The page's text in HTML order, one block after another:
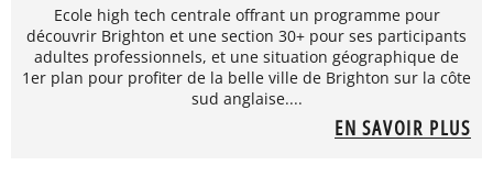
Ecole high tech centrale offrant un programme pour
découvrir Brighton et une section 30+ pour ses participants
adultes professionnels, et une situation géographique de
1er plan pour profiter de la belle ville de Brighton sur la côte
sud anglaise....
EN SAVOIR PLUS